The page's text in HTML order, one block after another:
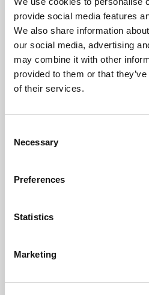
provide social media features
We also share information
our social media, advertising
may combine it with other
provided to them or that
of their services.
Selection
Necessary
Preferences
Statistics
Marketing
Enhanced with